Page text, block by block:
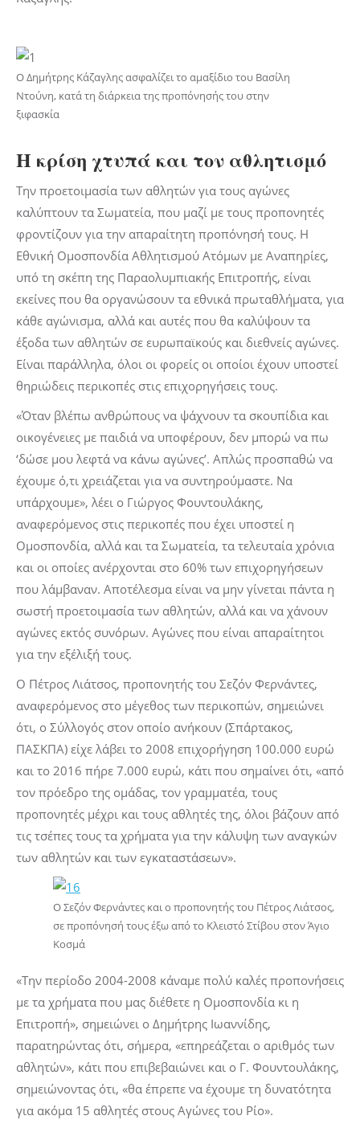
Ο Δημήτρης Κάζαγλης ασφαλίζει το αμαξίδιο του Βασίλη
Ντούνη, κατά τη διάρκεια της προπόνησής του στην
ξιφασκία
Η κρίση χτυπά και τον αθλητισμό
Την προετοιμασία των αθλητών για τους αγώνες
καλύπτουν τα Σωματεία, που μαζί με τους προπονητές
φροντίζουν για την απαραίτητη προπόνησή τους. Η
Εθνική Ομοσπονδία Αθλητισμού Ατόμων με Αναπηρίες,
υπό τη σκέπη της Παραολυμπιακής Επιτροπής, είναι
εκείνες που θα οργανώσουν τα εθνικά πρωταθλήματα, για
κάθε αγώνισμα, αλλά και αυτές που θα καλύψουν τα
έξοδα των αθλητών σε ευρωπαϊκούς και διεθνείς αγώνες.
Είναι παράλληλα, όλοι οι φορείς οι οποίοι έχουν υποστεί
θηριώδεις περικοπές στις επιχορηγήσεις τους.
«Όταν βλέπω ανθρώπους να ψάχνουν τα σκουπίδια και
οικογένειες με παιδιά να υποφέρουν, δεν μπορώ να πω
‘δώσε μου λεφτά να κάνω αγώνες’. Απλώς προσπαθώ να
έχουμε ό,τι χρειάζεται για να συντηρούμαστε. Να
υπάρχουμε», λέει ο Γιώργος Φουντουλάκης,
αναφερόμενος στις περικοπές που έχει υποστεί η
Ομοσπονδία, αλλά και τα Σωματεία, τα τελευταία χρόνια
και οι οποίες ανέρχονται στο 60% των επιχορηγήσεων
που λάμβαναν. Αποτέλεσμα είναι να μην γίνεται πάντα η
σωστή προετοιμασία των αθλητών, αλλά και να χάνουν
αγώνες εκτός συνόρων. Αγώνες που είναι απαραίτητοι
για την εξέλιξή τους.
Ο Πέτρος Λιάτσος, προπονητής του Σεζόν Φερνάντες,
αναφερόμενος στο μέγεθος των περικοπών, σημειώνει
ότι, ο Σύλλογός στον οποίο ανήκουν (Σπάρτακος,
ΠΑΣΚΠΑ) είχε λάβει το 2008 επιχορήγηση 100.000 ευρώ
και το 2016 πήρε 7.000 ευρώ, κάτι που σημαίνει ότι, «από
τον πρόεδρο της ομάδας, τον γραμματέα, τους
προπονητές μέχρι και τους αθλητές της, όλοι βάζουν από
τις τσέπες τους τα χρήματα για την κάλυψη των αναγκών
των αθλητών και των εγκαταστάσεων».
Ο Σεζόν Φερνάντες και ο προπονητής του Πέτρος Λιάτσος,
σε προπόνησή τους έξω από το Κλειστό Στίβου στον Άγιο
Κοσμά
«Την περίοδο 2004-2008 κάναμε πολύ καλές προπονήσεις
με τα χρήματα που μας διέθετε η Ομοσπονδία κι η
Επιτροπή», σημειώνει ο Δημήτρης Ιωαννίδης,
παρατηρώντας ότι, σήμερα, «επηρεάζεται ο αριθμός των
αθλητών», κάτι που επιβεβαιώνει και ο Γ. Φουντουλάκης,
σημειώνοντας ότι, «θα έπρεπε να έχουμε τη δυνατότητα
για ακόμα 15 αθλητές στους Αγώνες του Ρίο».